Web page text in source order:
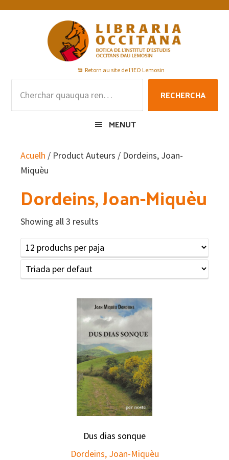
Skip
Skip
Skip
Retorn au site de l'IEO Lemosin
RECHERCHA
MENUT
Acuelh / Product Auteurs / Dordeins, Joan-
Miquèu
Dordeins, Joan-Miquèu
Showing all 3 results
Dus dias sonque
Dordeins, Joan-Miquèu